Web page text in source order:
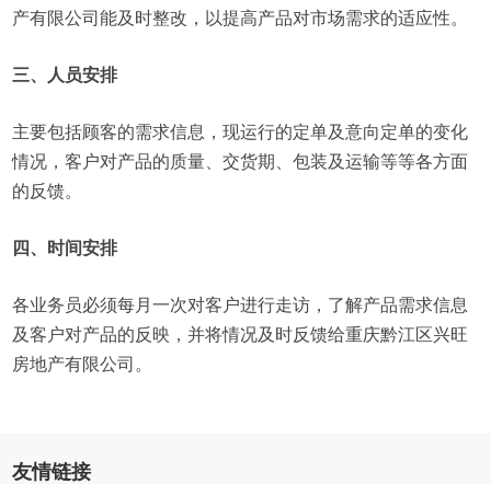
产有限公司能及时整改，以提高产品对市场需求的适应性。
三、人员安排
主要包括顾客的需求信息，现运行的定单及意向定单的变化
情况，客户对产品的质量、交货期、包装及运输等等各方面
的反馈。
四、时间安排
各业务员必须每月一次对客户进行走访，了解产品需求信息
及客户对产品的反映，并将情况及时反馈给重庆黔江区兴旺
房地产有限公司。
友情链接